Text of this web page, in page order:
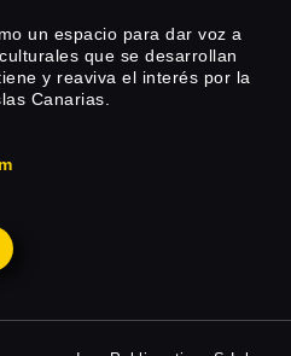
un espacio para dar voz a
que se desarrollan
y reaviva el interés por la
Canarias.